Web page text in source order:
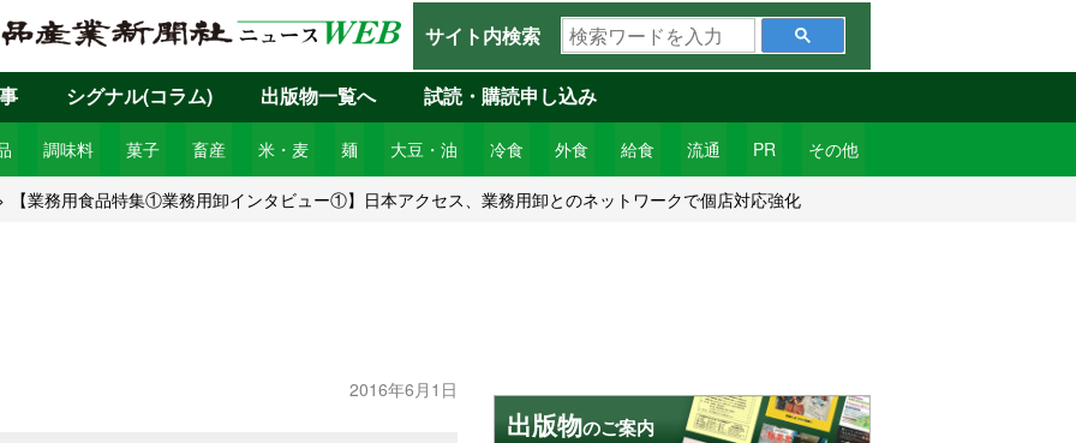
サイト内検索
検
索
ワ
ー
ド
を
入
調味料 菓子 畜産 米・麦 麺 大豆・油 冷食 外食 給食 流通 PR その他
シグナル(コラム) 出版物一覧へ 試読・購読申し込み
【業務用食品特集①業務用卸インタビュー①】日本アクセス、業務用卸とのネットワークで個店対応強化
2016年6月1日
出版物のご案内